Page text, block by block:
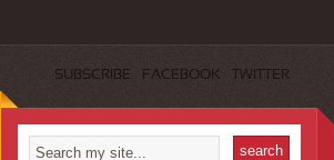
SUBSCRIBE FACEBOOK TWITTER